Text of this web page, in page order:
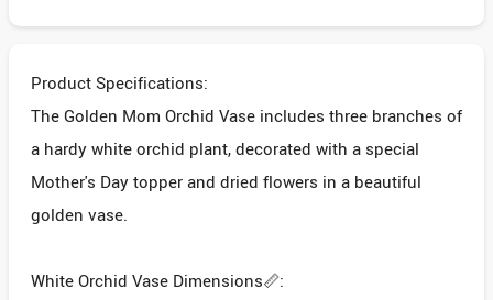
Product Specifications:
The Golden Mom Orchid Vase includes three branches of
a hardy white orchid plant, decorated with a special
Mother's Day topper and dried flowers in a beautiful
golden vase.
White Orchid Vase Dimensions📏: